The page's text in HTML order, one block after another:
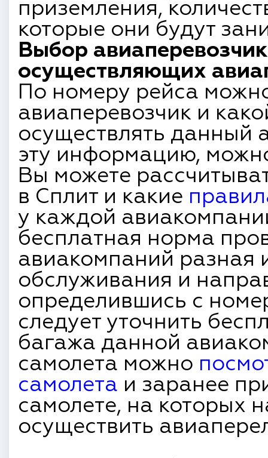
приземления,
которые они будут
Выбор
осуществляющих
По номеру рейса
авиаперевозчик и
осуществлять данный
эту информацию,
Вы можете
в Сплит и какие
у каждой
бесплатная норма
авиакомпаний разная
обслуживания и
определившись с
следует уточнить
багажа данной
самолета можно
самолета и заранее
самолете, на которых
осуществить